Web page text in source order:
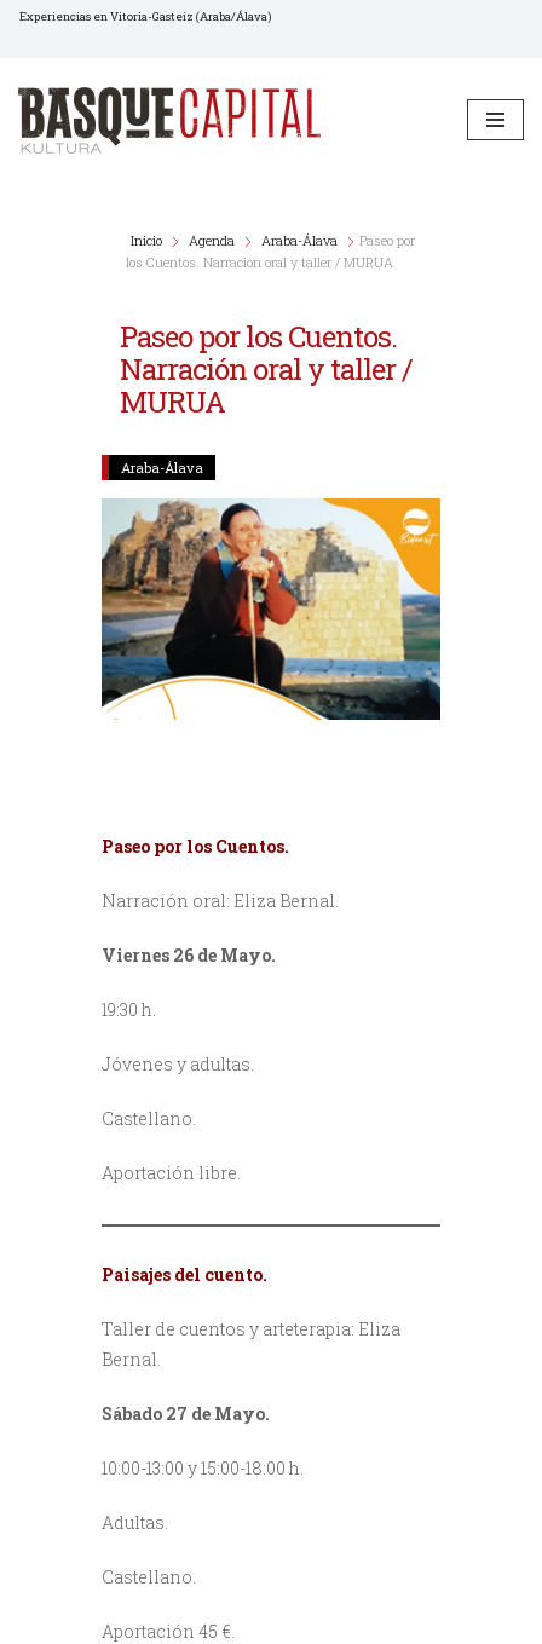
al
contenido
Experiencias en Vitoria-Gasteiz (Araba/Álava)
Inicio Agenda Araba-Álava
Paseo por
los Cuentos. Narración oral y taller / MURUA
Paseo por los Cuentos.
Narración oral y taller /
MURUA
Araba-Álava
Paseo por los Cuentos.
Narración oral: Eliza Bernal.
Viernes 26 de Mayo.
19:30 h.
Jóvenes y adultas.
Castellano.
Aportación libre.
Paisajes del cuento.
Taller de cuentos y arteterapia: Eliza
Bernal.
Sábado 27 de Mayo.
10:00-13:00 y 15:00-18:00 h.
Adultas.
Castellano.
Aportación 45 €.